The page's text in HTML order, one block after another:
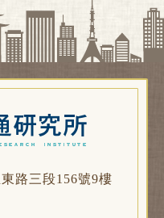
路三段156號9樓